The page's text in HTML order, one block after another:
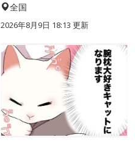
全国
2026年8月9日 18:13 更新